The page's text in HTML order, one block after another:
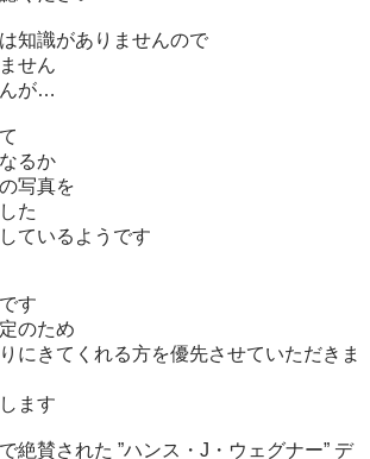
知識がありませんので
せん
が…
るか
写真を
た
ているようです
す
のため
にきてくれる方を優先させていただきま
ます
絶賛された ”ハンス・J・ウェグナー” デ